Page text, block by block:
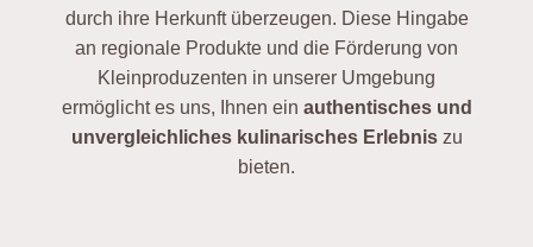
durch ihre Herkunft überzeugen. Diese Hingabe
an regionale Produkte und die Förderung von
Kleinproduzenten in unserer Umgebung
ermöglicht es uns, Ihnen ein authentisches und
unvergleichliches kulinarisches Erlebniszu
bieten.